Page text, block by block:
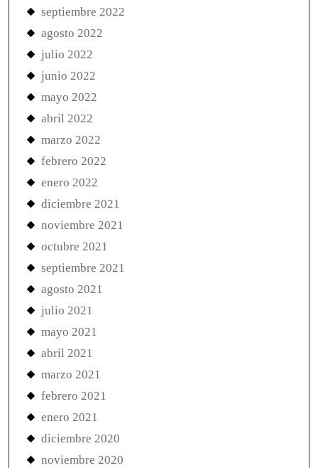
septiembre 2022
agosto 2022
julio 2022
junio 2022
mayo 2022
abril 2022
marzo 2022
febrero 2022
enero 2022
diciembre 2021
noviembre 2021
octubre 2021
septiembre 2021
agosto 2021
julio 2021
mayo 2021
abril 2021
marzo 2021
febrero 2021
enero 2021
diciembre 2020
noviembre 2020